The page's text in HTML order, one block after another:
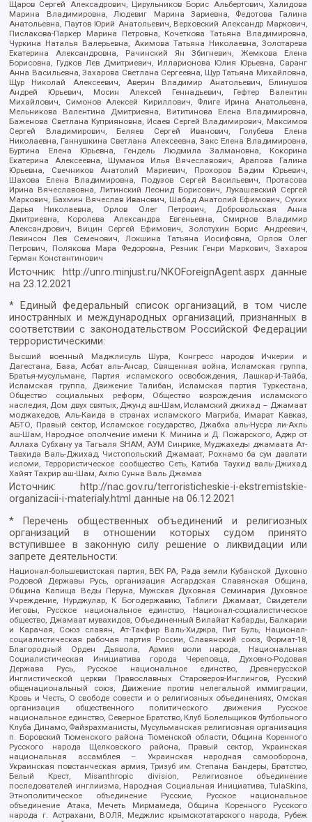
Щаров Сергей Алексадрович, Цирульников Борис Альбертович, Халидова
Марина Владимировна, Людевиг Марина Зариевна, Федотова Галина
Анатольевна, Паутов Юрий Анатольевич, Верховский Александр Маркович,
Пислакова-Паркер Марина Петровна, Кочеткова Татьяна Владимировна,
Чуркина Наталья Валерьевна, Акимова Татьяна Николаевна, Золотарева
Екатерина Александровна, Рачинский Ян Збигневич, Жемкова Елена
Борисовна, Гудков Лев Дмитриевич, Илларионова Юлия Юрьевна, Саранг
Анна Васильевна, Захарова Светлана Сергеевна, Щур Татьяна Михайловна,
Щур Николай Алексеевич, Аверин Владимир Анатольевич, Блинушов
Андрей Юрьевич, Мосин Алексей Геннадьевич, Гефтер Валентин
Михайлович, Симонов Алексей Кириллович, Флиге Ирина Анатольевна,
Мельникова Валентина Дмитриевна, Вититинова Елена Владимировна,
Баженова Светлана Куприяновна, Исаев Сергей Владимирович, Максимов
Сергей Владимирович, Беляев Сергей Иванович, Голубева Елена
Николаевна, Ганнушкина Светлана Алексеевна, Закс Елена Владимировна,
Буртина Елена Юрьевна, Гендель Людмила Залмановна, Кокорина
Екатерина Алексеевна, Шуманов Илья Вячеславович, Арапова Галина
Юрьевна, Свечников Анатолий Мариевич, Прохоров Вадим Юрьевич,
Шахова Елена Владимировна, Подузов Сергей Васильевич, Протасова
Ирина Вячеславовна, Литинский Леонид Борисович, Лукашевский Сергей
Маркович, Бахмин Вячеслав Иванович, Шабад Анатолий Ефимович, Сухих
Дарья Николаевна, Орлов Олег Петрович, Добровольская Анна
Дмитриевна, Королева Александра Евгеньевна, Смирнов Владимир
Александрович, Вицин Сергей Ефимович, Золотухин Борис Андреевич,
Левинсон Лев Семенович, Локшина Татьяна Иосифовна, Орлов Олег
Петрович, Полякова Мара Федоровна, Резник Генри Маркович, Захаров
Герман Константинович
Источник: http://unro.minjust.ru/NKOForeignAgent.aspxданные
на23.12.2021
* Единый федеральный список организаций, в том числе
иностранных и международных организаций, признанных в
соответствии с законодательством Российской Федерации
террористическими:
Высший военный Маджлисуль Шура, Конгресс народов Ичкерии и
Дагестана, База, Асбат аль-Ансар, Священная война, Исламская группа,
Братья-мусульмане, Партия исламского освобождения, Лашкар-И-Тайба,
Исламская группа, Движение Талибан, Исламская партия Туркестана,
Общество социальных реформ, Общество возрождения исламского
наследия, Дом двух святых, Джунд аш-Шам, Исламский джихад – Джамаат
моджахедов, Аль-Каида в странах исламского Магриба, Имарат Кавказ,
АБТО, Правый сектор, Исламское государство, Джабха аль-Нусра ли-Ахль
аш-Шам, Народное ополчение имени К. Минина и Д. Пожарского, Аджр от
Аллаха Субхану уа Тагьаля SHAM, АУМ Синрике, Муджахеды джамаата Ат-
Тавхида Валь-Джихад, Чистопольский Джамаат, Рохнамо ба суи давлати
исломи, Террористическое сообщество Сеть, Катиба Таухид валь-Джихад,
Хайят Тахрир аш-Шам, Ахлю Сунна Валь Джамаа
Источник:
http://nac.gov.ru/terroristicheskie-i-ekstremistskie-
organizacii-i-materialy.html данные на06.12.2021
* Перечень общественных объединений и религиозных
организаций в отношении которых судом принято
вступившее в законную силу решение о ликвидации или
запрете деятельности:
Национал-большевистская партия, ВЕК РА, Рада земли Кубанской Духовно
Родовой Державы Русь, организация Асгардская Славянская Община,
Община Капища Веды Перуна, Мужская Духовная Семинария Духовное
Учреждение, Нурджулар, К Богодержавию, Таблиги Джамаат, Свидетели
Иеговы, Русское национальное единство, Национал-социалистическое
общество, Джамаат мувахидов, Объединенный Вилайат Кабарды, Балкарии
и Карачая, Союз славян, Ат-Такфир Валь-Хиджра, Пит Буль, Национал-
социалистическая рабочая партия России, Славянский союз, Формат-18,
Благородный Орден Дьявола, Армия воли народа, Национальная
Социалистическая Инициатива города Череповца, Духовно-Родовая
Держава Русь, Русское национальное единство, Древнерусской
Инглистической церкви Православных Староверов-Инглингов, Русский
общенациональный союз, Движение против нелегальной иммиграции,
Кровь и Честь, О свободе совести и о религиозных объединениях, Омская
организация общественного политического движения Русское
национальное единство, Северное Братство, Клуб Болельщиков Футбольного
Клуба Динамо, Файзрахманисты, Мусульманская религиозная организация
п. Боровский Тюменского района Тюменской области, Община Коренного
Русского народа Щелковского района, Правый сектор, Украинская
национальная ассамблея – Украинская народная самооборона,
Украинская повстанческая армия, Тризуб им. Степана Бандеры, Братство,
Белый Крест, Misanthropic division, Религиозное объединение
последователей инглиизма, Народная Социальная Инициатива, TulaSkins,
Этнополитическое объединение Русские, Русское национальное
объединение Атака, Мечеть Мирмамеда, Община Коренного Русского
народа г. Астрахани, ВОЛЯ, Меджлис крымскотатарского народа, Рубеж